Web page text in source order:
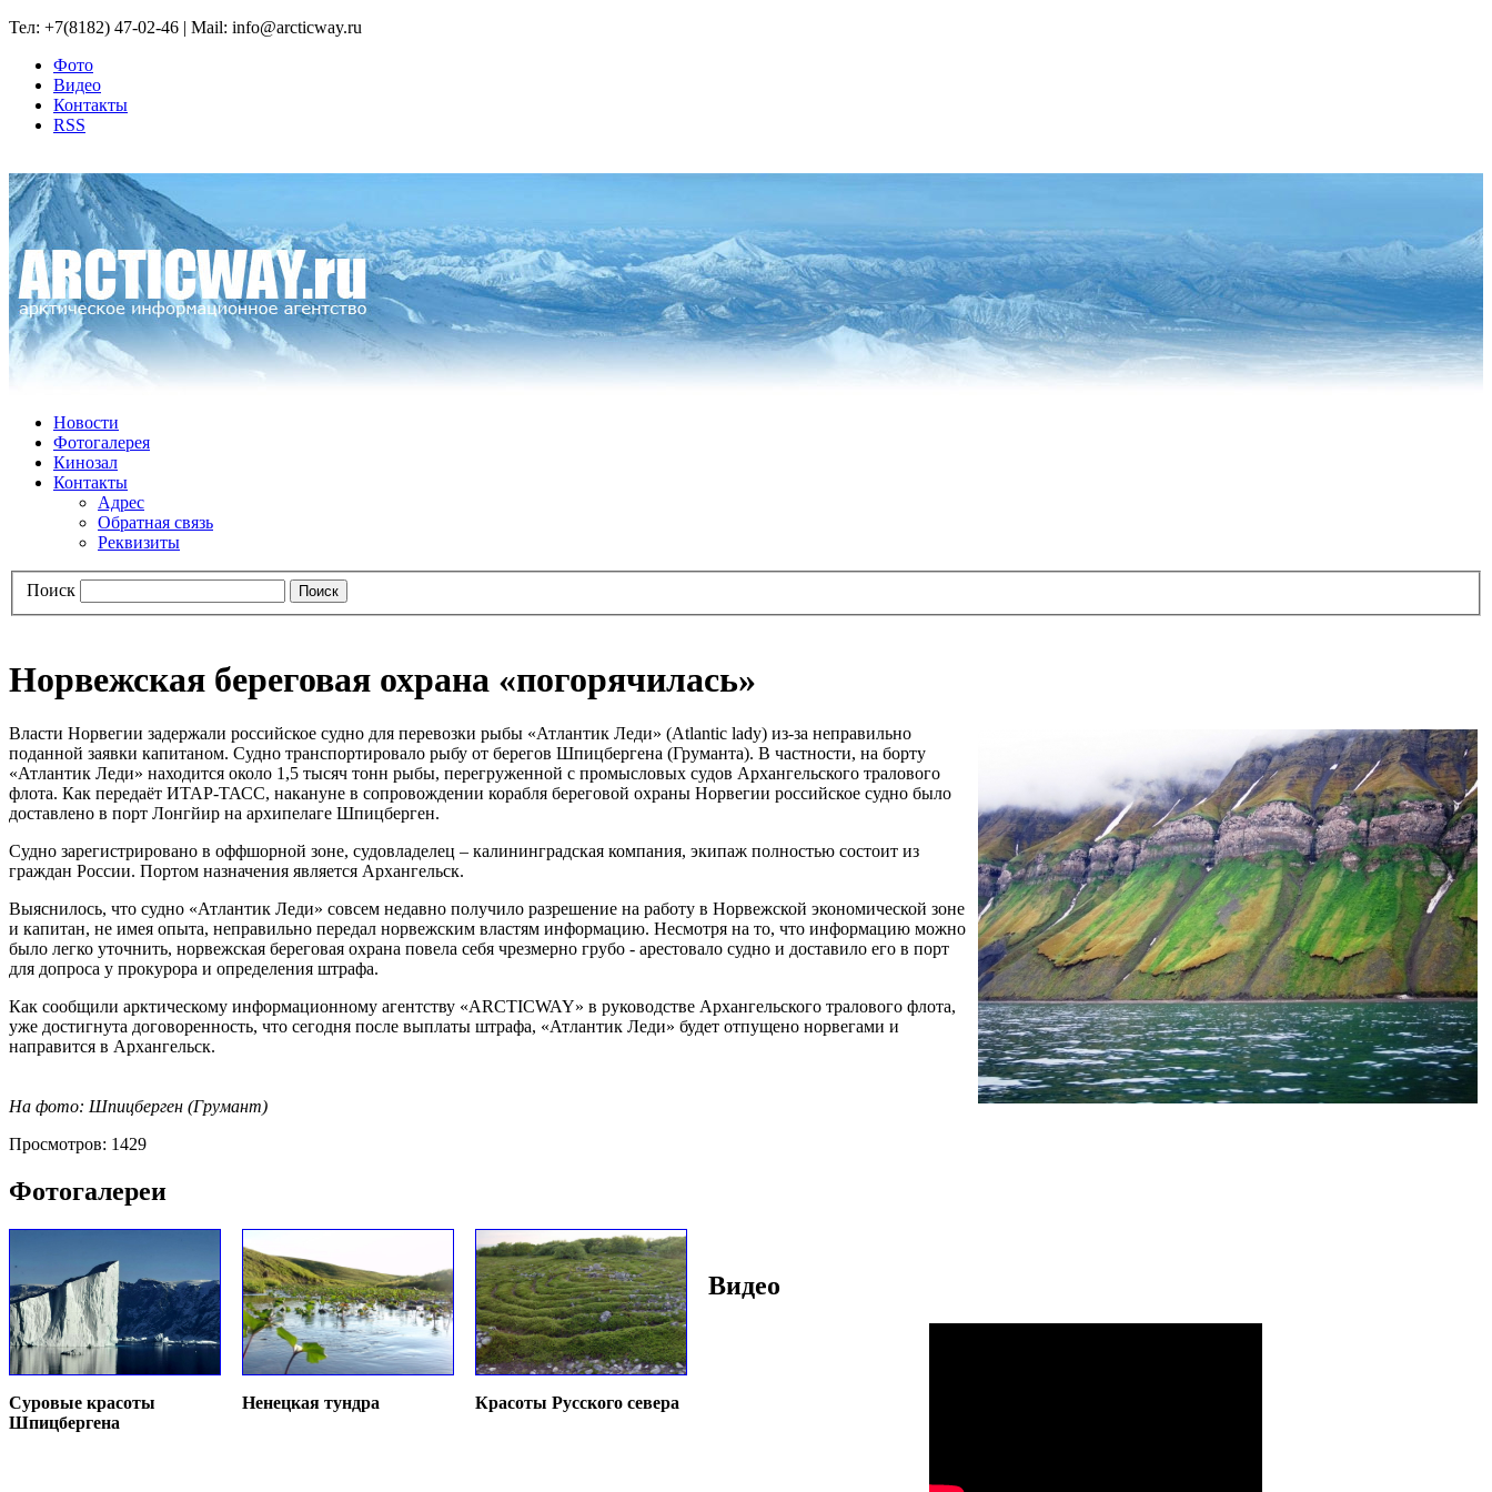
Тел: +7(8182) 47-02-46 | Mail: info@arcticway.ru
Фото
Видео
Контакты
RSS
Новости
Фотогалерея
Кинозал
Контакты
Адрес
Обратная связь
Реквизиты
Поиск
Норвежская береговая охрана «погорячилась»
Власти Норвегии задержали российское судно для перевозки рыбы «Атлантик Леди» (Atlantiс lady) из-за неправильно
поданной заявки капитаном. Судно транспортировало рыбу от берегов Шпицбергена (Груманта). В частности, на борту
«Атлантик Леди» находится около 1,5 тысяч тонн рыбы, перегруженной с промысловых судов Архангельского тралового
флота. Как передаёт ИТАР-ТАСС, накануне в сопровождении корабля береговой охраны Норвегии российское судно было
доставлено в порт Лонгйир на архипелаге Шпицберген.
Судно зарегистрировано в оффшорной зоне, судовладелец – калининградская компания, экипаж полностью состоит из
граждан России. Портом назначения является Архангельск.
Выяснилось, что судно «Атлантик Леди» совсем недавно получило разрешение на работу в Норвежской экономической зоне
и капитан, не имея опыта, неправильно передал норвежским властям информацию. Несмотря на то, что информацию можно
было легко уточнить, норвежская береговая охрана повела себя чрезмерно грубо - арестовало судно и доставило его в порт
для допроса у прокурора и определения штрафа.
Как сообщили арктическому информационному агентству «ARCTICWAY» в руководстве Архангельского тралового флота,
уже достигнута договоренность, что сегодня после выплаты штрафа, «Атлантик Леди» будет отпущено норвегами и
направится в Архангельск.
На фото: Шпицберген (Грумант)
Просмотров: 1429
Фотогалереи
Суровые красоты
Шпицбергена
Ненецкая тундра Красоты Русского севера
Видео